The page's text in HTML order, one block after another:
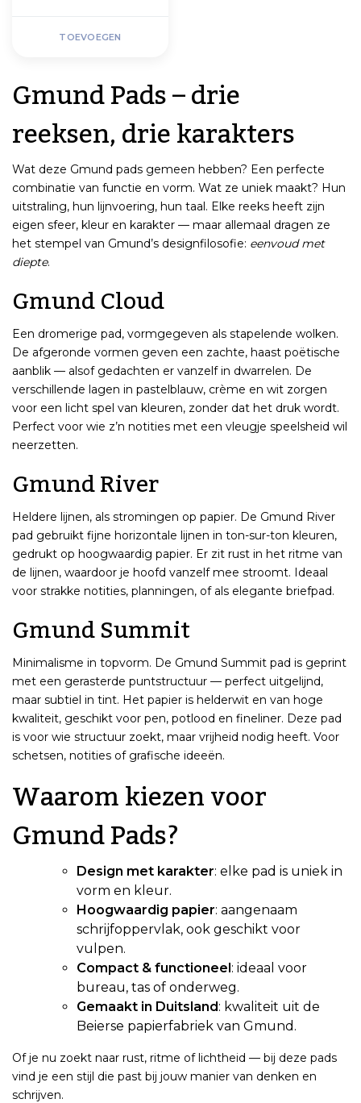
TOEVOEGEN
Gmund Pads – drie
reeksen, drie karakters
Wat deze Gmund pads gemeen hebben? Een perfecte
combinatie van functie en vorm. Wat ze uniek maakt? Hun
uitstraling, hun lijnvoering, hun taal. Elke reeks heeft zijn
eigen sfeer, kleur en karakter — maar allemaal dragen ze
het stempel van Gmund’s designfilosofie: eenvoud met
diepte.
Gmund Cloud
Een dromerige pad, vormgegeven als stapelende wolken.
De afgeronde vormen geven een zachte, haast poëtische
aanblik — alsof gedachten er vanzelf in dwarrelen. De
verschillende lagen in pastelblauw, crème en wit zorgen
voor een licht spel van kleuren, zonder dat het druk wordt.
Perfect voor wie z’n notities met een vleugje speelsheid wil
neerzetten.
Gmund River
Heldere lijnen, als stromingen op papier. De Gmund River
pad gebruikt fijne horizontale lijnen in ton-sur-ton kleuren,
gedrukt op hoogwaardig papier. Er zit rust in het ritme van
de lijnen, waardoor je hoofd vanzelf mee stroomt. Ideaal
voor strakke notities, planningen, of als elegante briefpad.
Gmund Summit
Minimalisme in topvorm. De Gmund Summit pad is geprint
met een gerasterde puntstructuur — perfect uitgelijnd,
maar subtiel in tint. Het papier is helderwit en van hoge
kwaliteit, geschikt voor pen, potlood en fineliner. Deze pad
is voor wie structuur zoekt, maar vrijheid nodig heeft. Voor
schetsen, notities of grafische ideeën.
Waarom kiezen voor
Gmund Pads?
Design met karakter: elke pad is uniek in
vorm en kleur.
Hoogwaardig papier: aangenaam
schrijfoppervlak, ook geschikt voor
vulpen.
Compact & functioneel: ideaal voor
bureau, tas of onderweg.
Gemaakt in Duitsland: kwaliteit uit de
Beierse papierfabriek van Gmund.
Of je nu zoekt naar rust, ritme of lichtheid — bij deze pads
vind je een stijl die past bij jouw manier van denken en
schrijven.